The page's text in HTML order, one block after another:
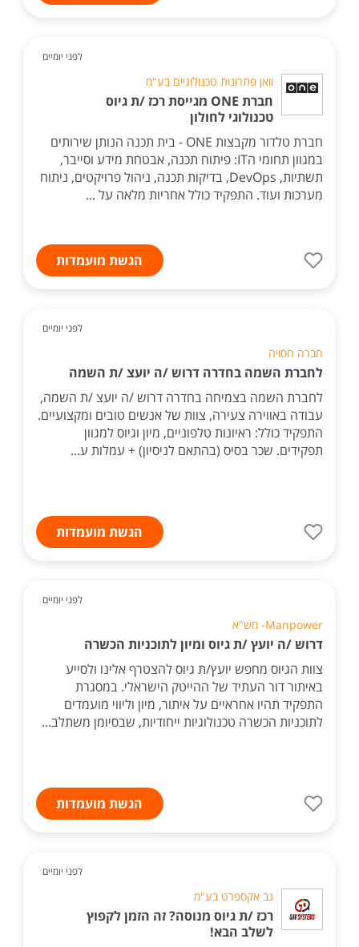
לפני יומיים
וואן פתרונות טכנולוגיים בע"מ
חברת ONE מגייסת רכז /ת גיוס
טכנולוגי לחולון
חברת טלדור מקבצות ONE - בית תכנה הנותן שירותים
במגוון תחומי הIT: פיתוח תכנה, אבטחת מידע וסייבר,
תשתיות, DevOps, בדיקות תכנה, ניהול פרויקטים, ניתוח
מערכות ועוד. התפקיד כולל אחריות מלאה על ...
הגשת מועמדות
לפני יומיים
חברה חסויה
לחברת השמה בחדרה דרוש /ה יועצ /ת השמה
לחברת השמה בצמיחה בחדרה דרוש /ה יועצ /ת השמה,
עבודה באווירה צעירה, צוות של אנשים טובים ומקצועיים.
התפקיד כולל: ראיונות טלפוניים, מיון וגיוס למגוון
תפקידים. שכר בסיס (בהתאם לניסיון) + עמלות ע...
הגשת מועמדות
לפני יומיים
Manpower- מש"א
דרוש /ה יועץ /ת גיוס ומיון לתוכניות הכשרה
צוות הגיוס מחפש יועץ/ת גיוס להצטרף אלינו ולסייע
באיתור דור העתיד של ההייטק הישראלי. במסגרת
התפקיד תהיו אחראיים על איתור, מיון וליווי מועמדים
לתוכניות הכשרה טכנולוגיות ייחודיות, שבסיומן משתלב...
הגשת מועמדות
לפני יומיים
גב אקספרט בע"מ
רכז /ת גיוס מנוסה? זה הזמן לקפוץ
לשלב הבא!